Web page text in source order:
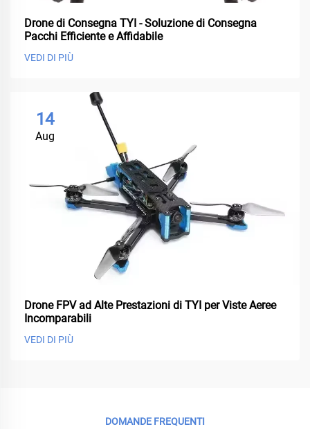
Drone di Consegna TYI - Soluzione di Consegna
Pacchi Efficiente e Affidabile
VEDI DI PIÙ
14
Aug
Drone FPV ad Alte Prestazioni di TYI per Viste Aeree
Incomparabili
VEDI DI PIÙ
DOMANDE FREQUENTI